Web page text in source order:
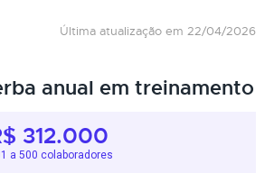
Última atualização em 22/04/2026
anual em treinamento
312.000
a 500 colaboradores